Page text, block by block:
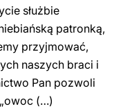
służbie
patronką,
przyjmować,
naszych braci i
Pan pozwoli
(…)